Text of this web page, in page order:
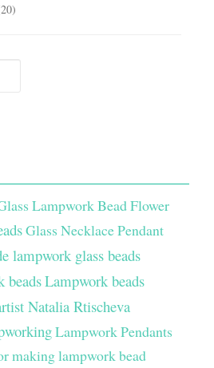
Lampwork Bead Flower
Glass Necklace Pendant
lampwork glass beads
beadsLampwork beads
Natalia Rtischeva
Lampwork Pendants
making lampwork bead